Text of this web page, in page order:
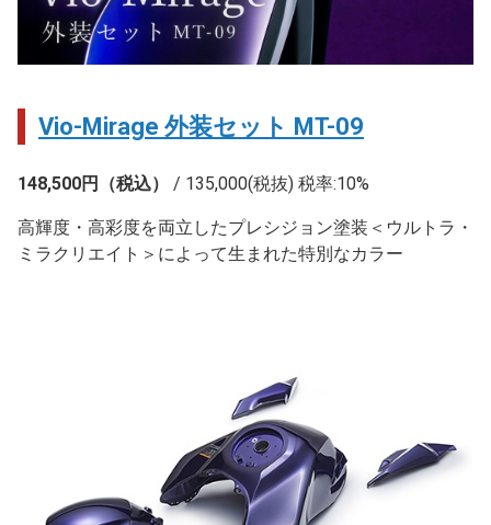
Vio-Mirage 外装セット MT-09
148,500円（税込） / 135,000(税抜) 税率:10%
高輝度・高彩度を両立したプレシジョン塗装＜ウルトラ・
ミラクリエイト＞によって生まれた特別なカラー